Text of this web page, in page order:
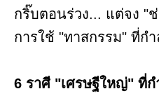
กริ๊บตอนร่วง... แต่จง "
การใช้ "ทาสกรรม" ที่กำ
6 ราศี "เศรษฐีใหญ่" ที่